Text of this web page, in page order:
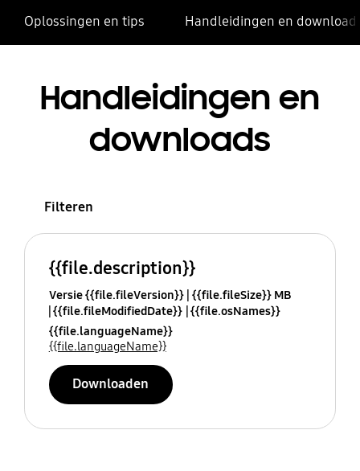
Oplossingen en tips Handleidingen en
Handleidingen en
downloads
Filteren
{{file.description}}
Versie {{file.fileVersion}} {{file.fileSize}} MB
{{file.fileModifiedDate}} {{file.osNames}}
{{file.languageName}}
{{file.languageName}}
Downloaden